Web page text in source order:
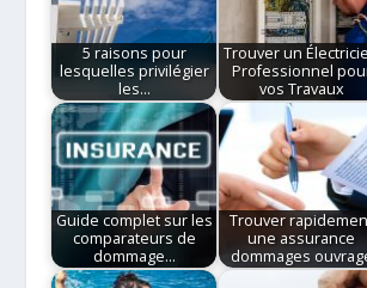
5 raisons pour
lesquelles privilégier
les…
Trouver un
Professionnel
vos Travaux
Guide complet sur les
comparateurs de
dommage…
Trouver
une assurance
dommages